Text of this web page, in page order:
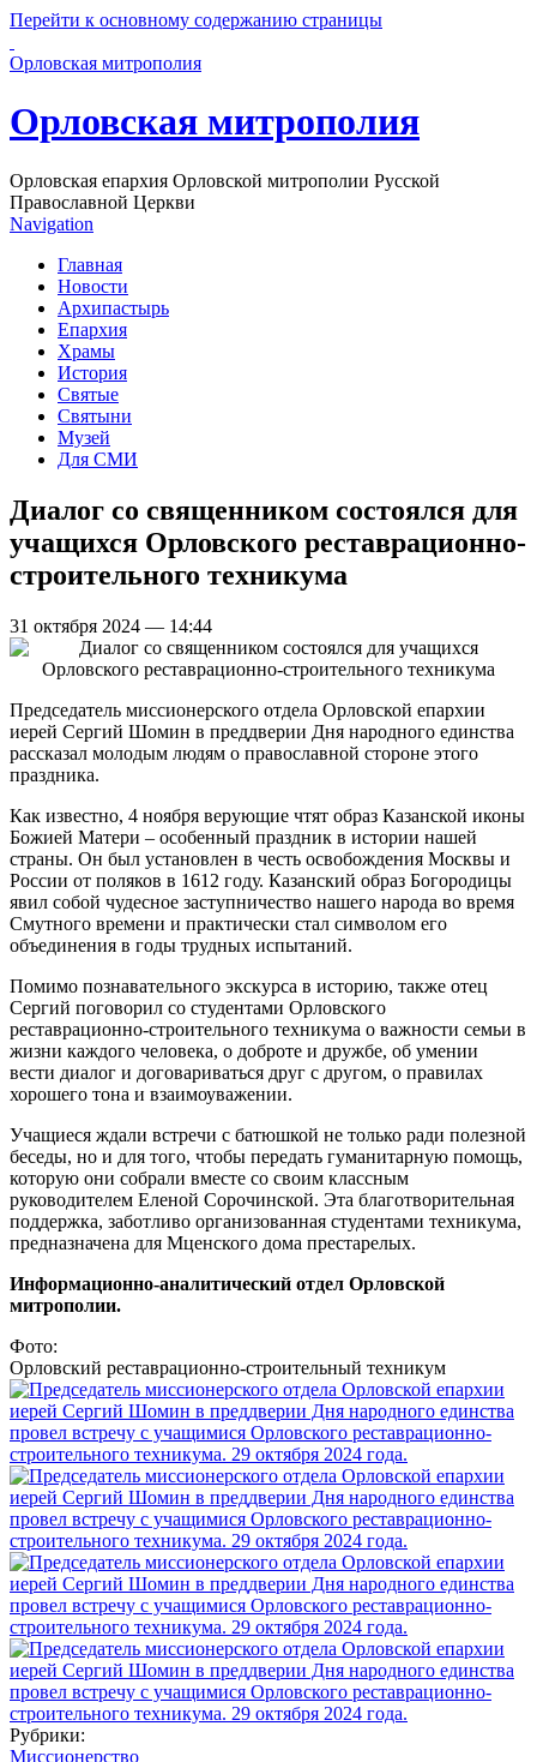
Перейти к основному содержанию страницы
Орловская митрополия
Орловская митрополия
Орловская епархия Орловской митрополии Русской
Православной Церкви
Navigation
Главная
Новости
Архипастырь
Епархия
Храмы
История
Святые
Святыни
Музей
Для СМИ
Диалог со священником состоялся для
учащихся Орловского реставрационно-
строительного техникума
31 октября 2024 — 14:44
Председатель миссионерского отдела Орловской епархии
иерей Сергий Шомин в преддверии Дня народного единства
рассказал молодым людям о православной стороне этого
праздника.
Как известно, 4 ноября верующие чтят образ Казанской иконы
Божией Матери – особенный праздник в истории нашей
страны. Он был установлен в честь освобождения Москвы и
России от поляков в 1612 году. Казанский образ Богородицы
явил собой чудесное заступничество нашего народа во время
Смутного времени и практически стал символом его
объединения в годы трудных испытаний.
Помимо познавательного экскурса в историю, также отец
Сергий поговорил со студентами Орловского
реставрационно-строительного техникума о важности семьи в
жизни каждого человека, о доброте и дружбе, об умении
вести диалог и договариваться друг с другом, о правилах
хорошего тона и взаимоуважении.
Учащиеся ждали встречи с батюшкой не только ради полезной
беседы, но и для того, чтобы передать гуманитарную помощь,
которую они собрали вместе со своим классным
руководителем Еленой Сорочинской. Эта благотворительная
поддержка, заботливо организованная студентами техникума,
предназначена для Мценского дома престарелых.
Информационно-аналитический отдел Орловской
митрополии.
Фото:
Орловский реставрационно-строительный техникум
Рубрики:
Миссионерство